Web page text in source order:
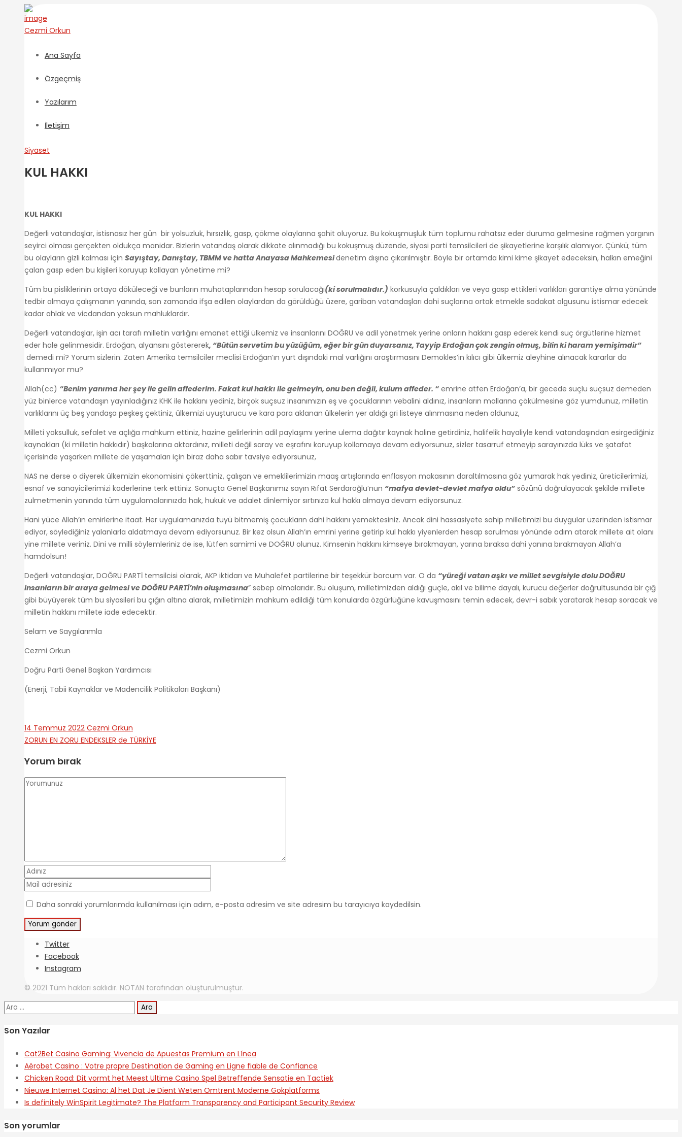
Cezmi Orkun
Ana Sayfa
Özgeçmiş
Yazılarım
İletişim
Siyaset
KUL HAKKI
KUL HAKKI
Değerli vatandaşlar, istisnasız her gün bir yolsuzluk, hırsızlık, gasp, çökme olaylarına şahit oluyoruz. Bu kokuşmuşluk tüm toplumu rahatsız eder duruma gelmesine rağmen yargının
seyirci olması gerçekten oldukça manidar. Bizlerin vatandaş olarak dikkate alınmadığı bu kokuşmuş düzende, siyasi parti temsilcileri de şikayetlerine karşılık alamıyor. Çünkü; tüm
bu olayların gizli kalması için Sayıştay, Danıştay, TBMM ve hatta Anayasa Mahkemesidenetim dışına çıkarılmıştır. Böyle bir ortamda kimi kime şikayet edeceksin, halkın emeğini
çalan gasp eden bu kişileri koruyup kollayan yönetime mi?
Tüm bu pisliklerinin ortaya döküleceği ve bunların muhataplarından hesap sorulacağı(ki sorulmalıdır.) korkusuyla çaldıkları ve veya gasp ettikleri varlıkları garantiye alma yönünde
tedbir almaya çalışmanın yanında, son zamanda ifşa edilen olaylardan da görüldüğü üzere, gariban vatandaşları dahi suçlarına ortak etmekle sadakat olgusunu istismar edecek
kadar ahlak ve vicdandan yoksun mahluklardır.
Değerli vatandaşlar, işin acı tarafı milletin varlığını emanet ettiği ülkemiz ve insanlarını DOĞRU ve adil yönetmek yerine onların hakkını gasp ederek kendi suç örgütlerine hizmet
eder hale gelinmesidir. Erdoğan, alyansını göstererek, “Bütün servetim bu yüzüğüm, eğer bir gün duyarsanız, Tayyip Erdoğan çok zengin olmuş, bilin ki haram yemişimdir”
demedi mi? Yorum sizlerin. Zaten Amerika temsilciler meclisi Erdoğan’ın yurt dışındaki mal varlığını araştırmasını Demokles’in kılıcı gibi ülkemiz aleyhine alınacak kararlar da
kullanmıyor mu?
Allah(cc) “Benim yanıma her şey ile gelin affederim. Fakat kul hakkı ile gelmeyin, onu ben değil, kulum affeder. “emrine atfen Erdoğan’a, bir gecede suçlu suçsuz demeden
yüz binlerce vatandaşın yayınladığınız KHK ile hakkını yediniz, birçok suçsuz insanımızın eş ve çocuklarının vebalini aldınız, insanların mallarına çökülmesine göz yumdunuz, milletin
varlıklarını üç beş yandaşa peşkeş çektiniz, ülkemizi uyuşturucu ve kara para aklanan ülkelerin yer aldığı gri listeye alınmasına neden oldunuz,
Milleti yoksulluk, sefalet ve açlığa mahkum ettiniz, hazine gelirlerinin adil paylaşımı yerine ulema dağıtır kaynak haline getirdiniz, halifelik hayaliyle kendi vatandaşından esirgediğiniz
kaynakları (ki milletin hakkıdır) başkalarına aktardınız, milleti değil saray ve eşrafını koruyup kollamaya devam ediyorsunuz, sizler tasarruf etmeyip sarayınızda lüks ve şatafat
içerisinde yaşarken millete de yaşamaları için biraz daha sabır tavsiye ediyorsunuz,
NAS ne derse o diyerek ülkemizin ekonomisini çökerttiniz, çalışan ve emeklilerimizin maaş artışlarında enflasyon makasının daraltılmasına göz yumarak hak yediniz, üreticilerimizi,
esnaf ve sanayicilerimizi kaderlerine terk ettiniz. Sonuçta Genel Başkanımız sayın Rıfat Serdaroğlu’nun “mafya devlet-devlet mafya oldu”sözünü doğrulayacak şekilde millete
zulmetmenin yanında tüm uygulamalarınızda hak, hukuk ve adalet dinlemiyor sırtınıza kul hakkı almaya devam ediyorsunuz.
Hani yüce Allah’ın emirlerine itaat. Her uygulamanızda tüyü bitmemiş çocukların dahi hakkını yemektesiniz. Ancak dini hassasiyete sahip milletimizi bu duygular üzerinden istismar
ediyor, söylediğiniz yalanlarla aldatmaya devam ediyorsunuz. Bir kez olsun Allah’ın emrini yerine getirip kul hakkı yiyenlerden hesap sorulması yönünde adım atarak millete ait olanı
yine millete veriniz. Dini ve milli söylemleriniz de ise, lütfen samimi ve DOĞRU olunuz. Kimsenin hakkını kimseye bırakmayan, yarına bıraksa dahi yanına bırakmayan Allah’a
hamdolsun!
Değerli vatandaşlar, DOĞRU PARTİ temsilcisi olarak, AKP iktidarı ve Muhalefet partilerine bir teşekkür borcum var. O da “yüreği vatan aşkı ve millet sevgisiyle dolu DOĞRU
insanların bir araya gelmesi ve DOĞRU PARTİ’nin oluşmasına” sebep olmalarıdır. Bu oluşum, milletimizden aldığı güçle, akıl ve bilime dayalı, kurucu değerler doğrultusunda bir çığ
gibi büyüyerek tüm bu siyasileri bu çığın altına alarak, milletimizin mahkum edildiği tüm konularda özgürlüğüne kavuşmasını temin edecek, devr-i sabık yaratarak hesap soracak ve
milletin hakkını millete iade edecektir.
Selam ve Saygılarımla
Cezmi Orkun
Doğru Parti Genel Başkan Yardımcısı
(Enerji, Tabii Kaynaklar ve Madencilik Politikaları Başkanı)
14 Temmuz 2022Cezmi Orkun
ZORUN EN ZORU ENDEKSLER de TÜRKİYE
Yorum bırak
Daha sonraki yorumlarımda kullanılması için adım, e-posta adresim ve site adresim bu tarayıcıya kaydedilsin.
Twitter
Facebook
Instagram
© 2021 Tüm hakları saklıdır. NOTAN tarafından oluşturulmuştur.
Arama:
Son Yazılar
Cat2Bet Casino Gaming: Vivencia de Apuestas Premium en Línea
Aérobet Casino : Votre propre Destination de Gaming en Ligne fiable de Confiance
Chicken Road: Dit vormt het Meest Ultime Casino Spel Betreffende Sensatie en Tactiek
Nieuwe Internet Casino: Al het Dat Je Dient Weten Omtrent Moderne Gokplatforms
Is definitely WinSpirit Legitimate? The Platform Transparency and Participant Security Review
Son yorumlar